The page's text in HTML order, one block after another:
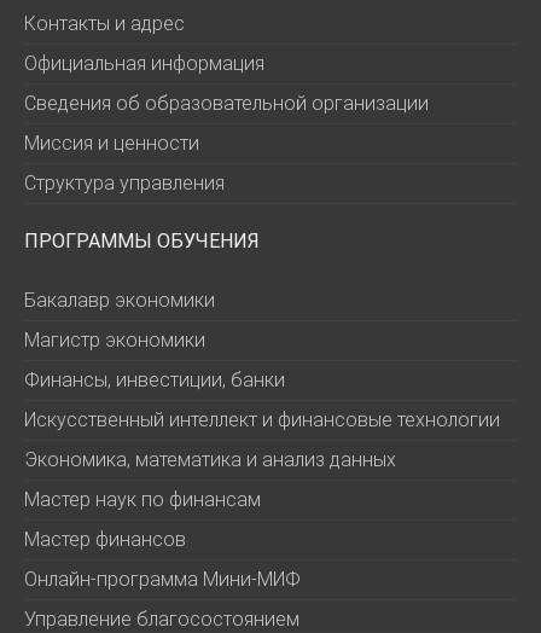
Контакты и адрес
Официальная информация
Сведения об образовательной организации
Миссия и ценности
Структура управления
ПРОГРАММЫ ОБУЧЕНИЯ
Бакалавр экономики
Магистр экономики
Финансы, инвестиции, банки
Искусственный интеллект и финансовые технологии
Экономика, математика и анализ данных
Мастер наук по финансам
Мастер финансов
Онлайн-программа Мини-МИФ
Управление благосостоянием